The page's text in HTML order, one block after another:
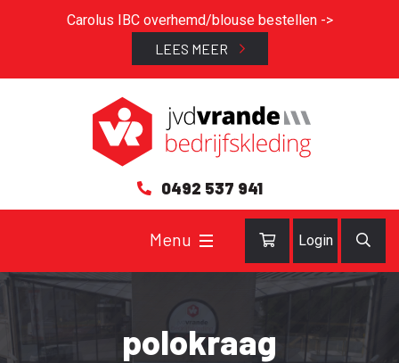
Carolus IBC overhemd/blouse bestellen ->
LEES MEER
0492 537 941
Login
polokraag